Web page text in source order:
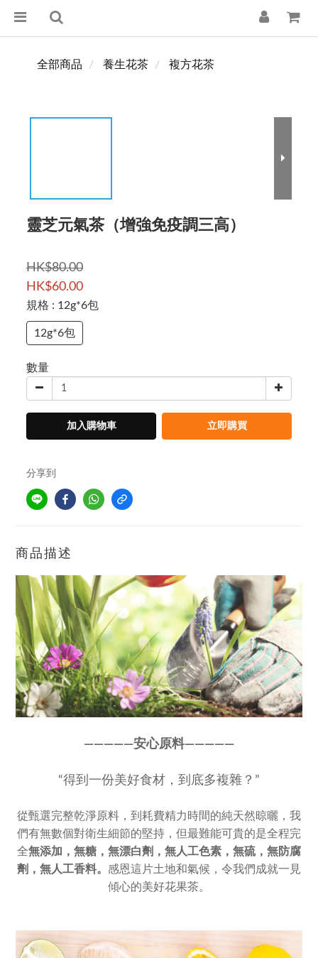
全部商品 養生花茶 複方花茶
靈芝元氣茶（增強免疫調三高）
HK$80.00
HK$60.00
規格 : 12g*6包
12g*6包
數量
加入購物車 立即購買
分享到
商品描述
—————安心原料—————
“得到一份美好食材，到底多複雜？”
從甄選完整乾淨原料，到耗費精力時間的純天然晾曬，我
們有無數個對衛生細節的堅持，但最難能可貴的是全程完
全無添加， 無糖，無漂白劑，無人工色素， 無硫，無防腐
劑，無人工香料。 感恩這片土地和氣候，令我們成就一見
傾心的美好花果茶。